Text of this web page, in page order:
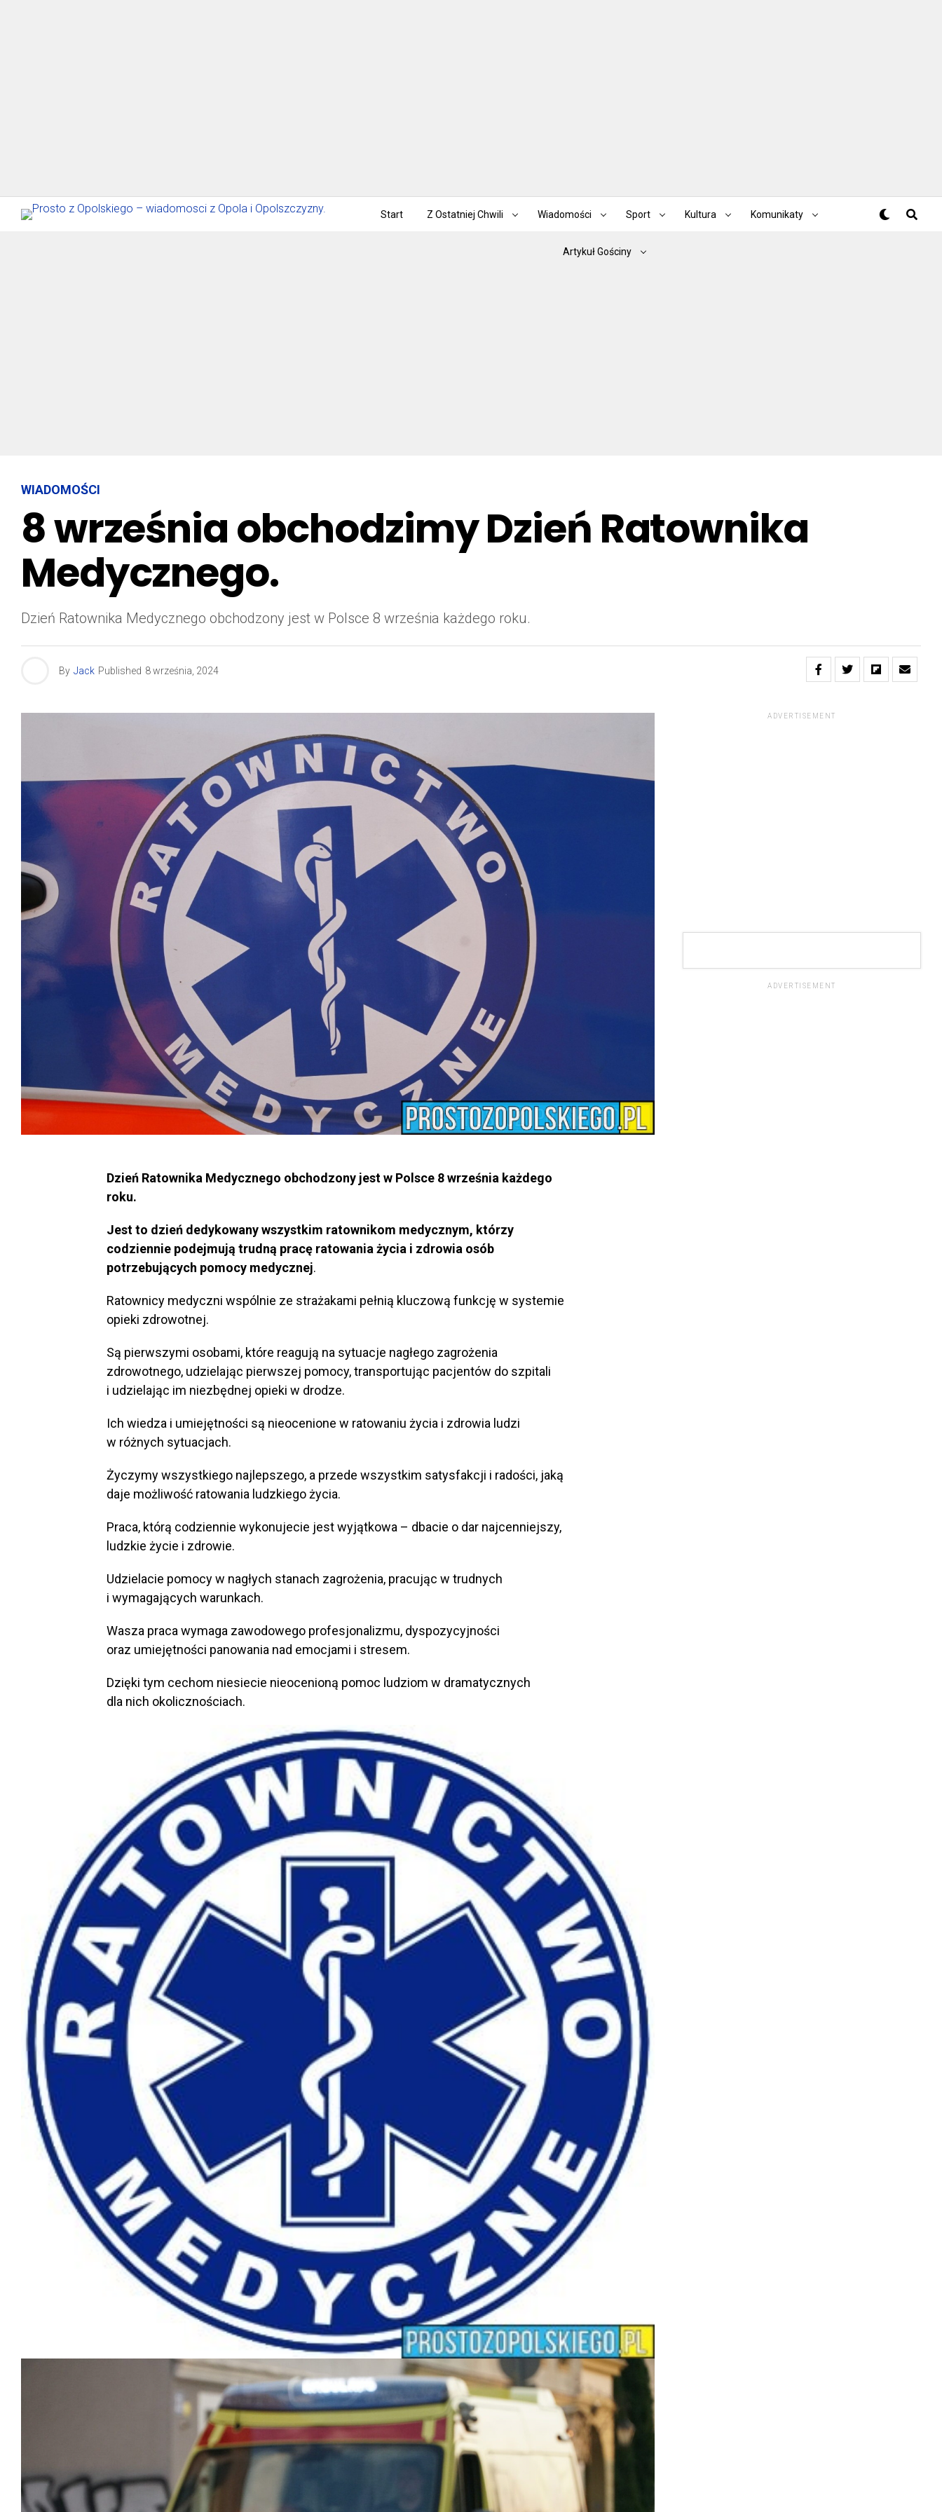
Start Z Ostatniej Chwili Wiadomości Sport Kultura Komunikaty
Artykuł Gościny
WIADOMOŚCI
8 września obchodzimy Dzień Ratownika
Medycznego.
Dzień Ratownika Medycznego obchodzony jest w Polsce 8 września każdego roku.
By Jack Published 8 września, 2024
Dzień Ratownika Medycznego obchodzony jest w Polsce 8 września każdego
roku.
Jest to dzień dedykowany wszystkim ratownikom medycznym, którzy
codziennie podejmują trudną pracę ratowania życia i zdrowia osób
potrzebujących pomocy medycznej.
Ratownicy medyczni wspólnie ze strażakami pełnią kluczową funkcję w systemie
opieki zdrowotnej.
Są pierwszymi osobami, które reagują na sytuacje nagłego zagrożenia
zdrowotnego, udzielając pierwszej pomocy, transportując pacjentów do szpitali
i udzielając im niezbędnej opieki w drodze.
Ich wiedza i umiejętności są nieocenione w ratowaniu życia i zdrowia ludzi
w różnych sytuacjach.
Życzymy wszystkiego najlepszego, a przede wszystkim satysfakcji i radości, jaką
daje możliwość ratowania ludzkiego życia.
Praca, którą codziennie wykonujecie jest wyjątkowa – dbacie o dar najcenniejszy,
ludzkie życie i zdrowie.
Udzielacie pomocy w nagłych stanach zagrożenia, pracując w trudnych
i wymagających warunkach.
Wasza praca wymaga zawodowego profesjonalizmu, dyspozycyjności
oraz umiejętności panowania nad emocjami i stresem.
Dzięki tym cechom niesiecie nieocenioną pomoc ludziom w dramatycznych
dla nich okolicznościach.
ADVERTISEMENT
ADVERTISEMENT